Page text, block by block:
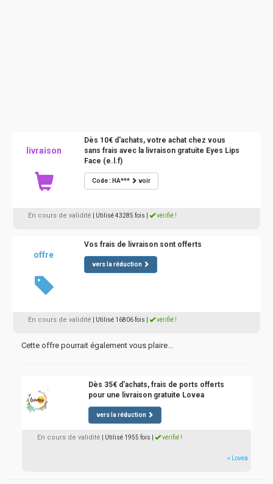
livraison
Dès 10€ d'achats, votre achat chez vous
sans frais avec la livraison gratuite Eyes Lips
Face (e.l.f)
Code : HA*** voir
En cours de validité | Utilisé 43285 fois vérifié !
offre
Vos frais de livraison sont offerts
vers la réduction
En cours de validité | Utilisé 16806 fois vérifié !
Cette offre pourrait également vous plaire...
Dès 35€ d'achats, frais de ports offerts
pour une livraison gratuite Lovea
vers la réduction
En cours de validité | Utilisé 1955 fois vérifié !
» Lovea